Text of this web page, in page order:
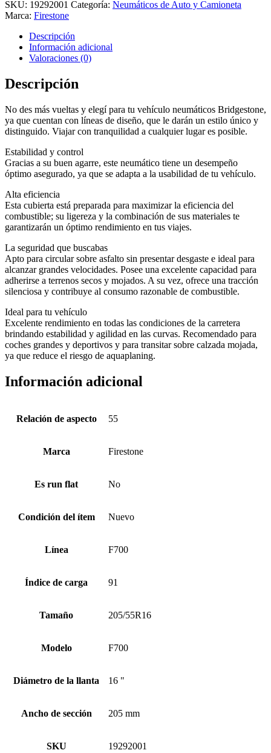
SKU: 19292001 Categoría: Neumáticos de Auto y Camioneta
Marca: Firestone
Descripción
Información adicional
Valoraciones (0)
Descripción
No des más vueltas y elegí para tu vehículo neumáticos Bridgestone,
ya que cuentan con líneas de diseño, que le darán un estilo único y
distinguido. Viajar con tranquilidad a cualquier lugar es posible.
Estabilidad y control
Gracias a su buen agarre, este neumático tiene un desempeño
óptimo asegurado, ya que se adapta a la usabilidad de tu vehículo.
Alta eficiencia
Esta cubierta está preparada para maximizar la eficiencia del
combustible; su ligereza y la combinación de sus materiales te
garantizarán un óptimo rendimiento en tus viajes.
La seguridad que buscabas
Apto para circular sobre asfalto sin presentar desgaste e ideal para
alcanzar grandes velocidades. Posee una excelente capacidad para
adherirse a terrenos secos y mojados. A su vez, ofrece una tracción
silenciosa y contribuye al consumo razonable de combustible.
Ideal para tu vehículo
Excelente rendimiento en todas las condiciones de la carretera
brindando estabilidad y agilidad en las curvas. Recomendado para
coches grandes y deportivos y para transitar sobre calzada mojada,
ya que reduce el riesgo de aquaplaning.
Información adicional
Relación de aspecto 55
Marca Firestone
Es run flat No
Condición del ítem Nuevo
Línea F700
Índice de carga 91
Tamaño 205/55R16
Modelo F700
Diámetro de la llanta 16 "
Ancho de sección 205 mm
SKU 19292001